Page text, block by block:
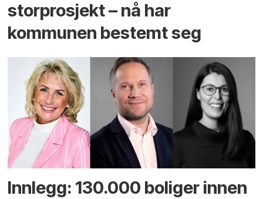
storprosjekt – nå har
kommunen bestemt seg
Innlegg: 130.000 boliger innen